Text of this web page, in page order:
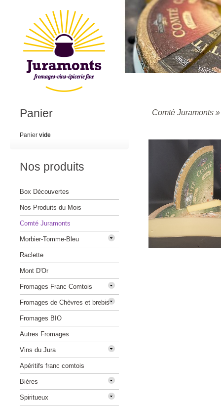
Comté Juramonts
Panier
Panier vide
Nos produits
Box Découvertes
Nos Produits du Mois
Comté Juramonts
Morbier-Tomme-Bleu
Raclette
Mont D'Or
Fromages Franc Comtois
Fromages de Chèvres et brebis
Fromages BIO
Autres Fromages
Vins du Jura
Apéritifs franc comtois
Bières
Spiritueux